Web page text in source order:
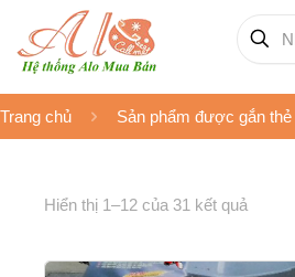
Trang chủ Sản phẩm được gắn thẻ
Hiển thị 1–12 của 31 kết quả